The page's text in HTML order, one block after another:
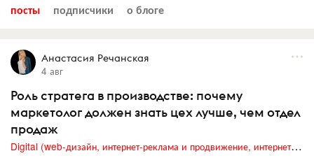
посты подписчики о блоге
Анастасия Речанская
4 авг
Роль стратега в производстве: почему
маркетолог должен знать цех лучше, чем отдел
продаж
Digital (web-дизайн, интернет-реклама и продвижение, интернет-сообщества и блоги, интернет-коммуникации, мобильный маркетинг, реклама на цифровых экранах)